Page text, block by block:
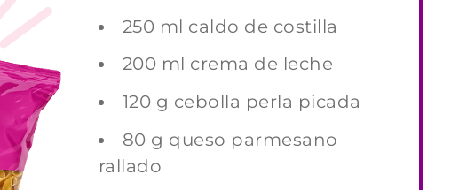
250 ml caldo de costilla
200 ml crema de leche
120 g cebolla perla picada
80 g queso parmesano
rallado